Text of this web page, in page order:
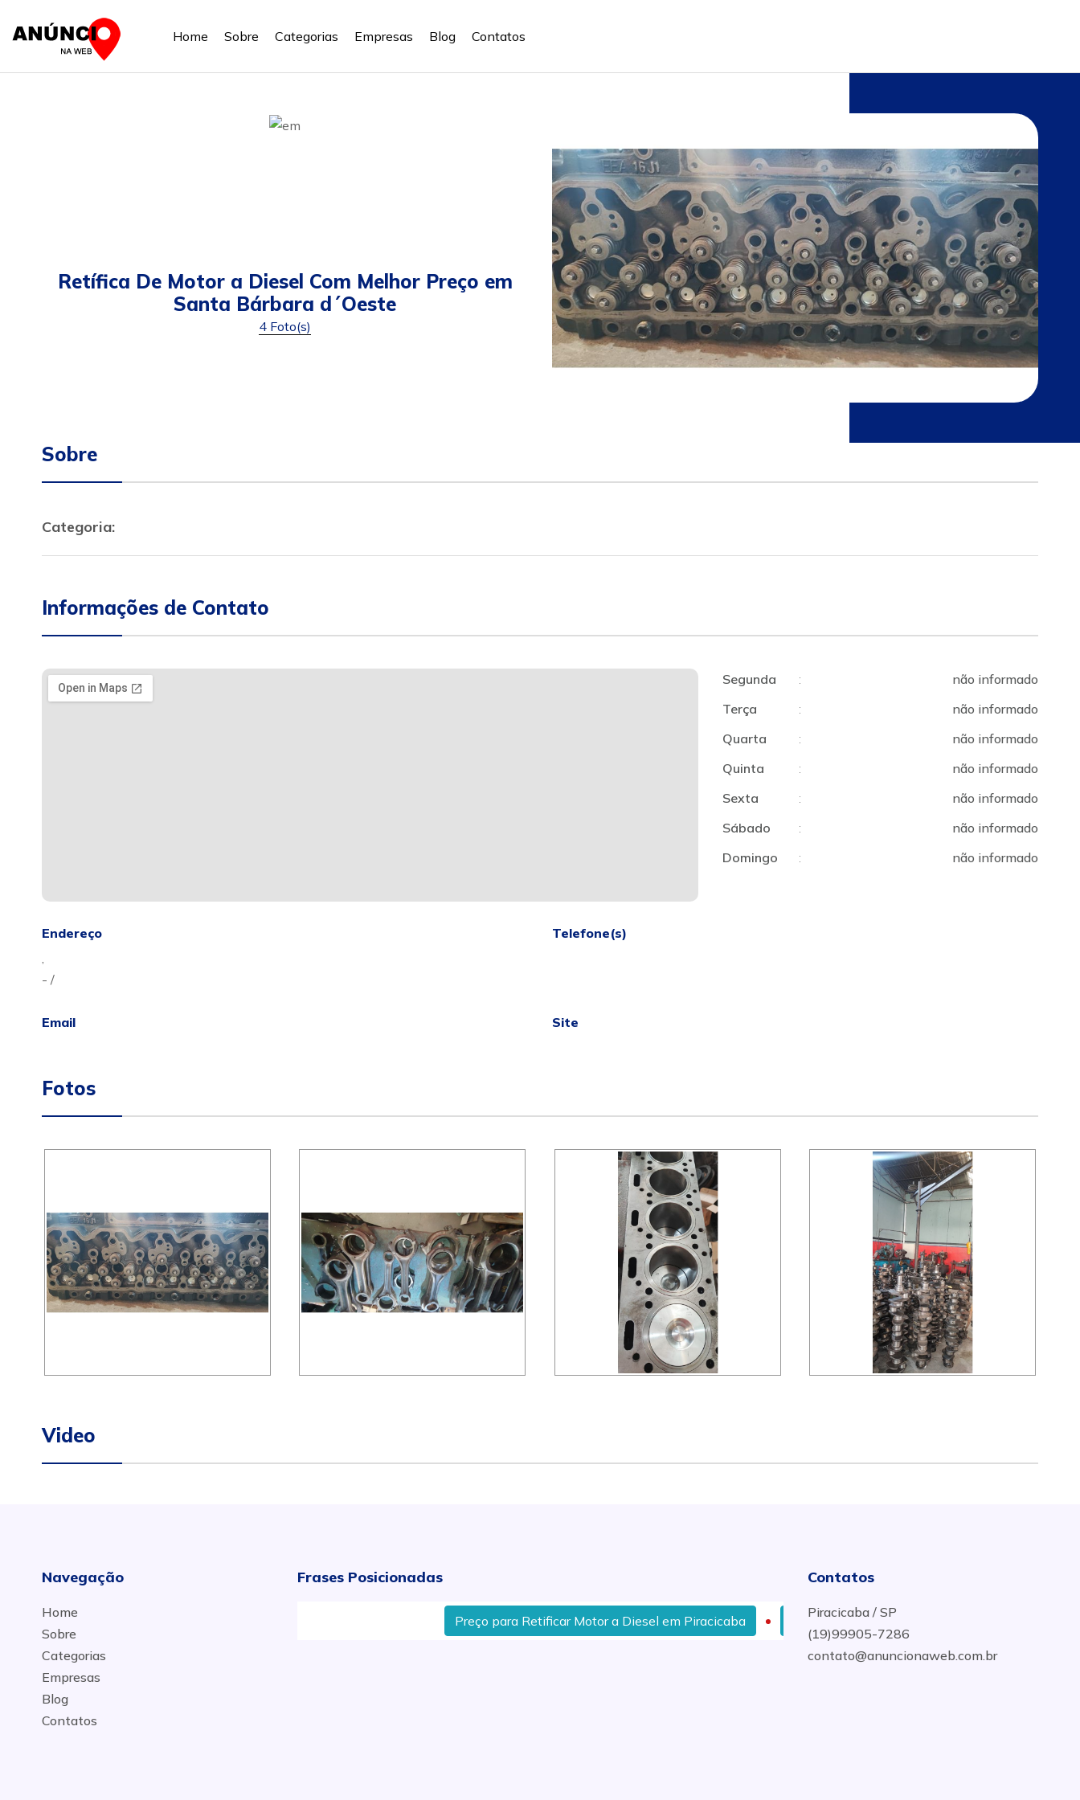
Home Sobre Categorias Empresas Blog Contatos
Retífica De Motor a Diesel Com Melhor Preço em
Santa Bárbara d´Oeste
4 Foto(s)
Sobre
Categoria:
Informações de Contato
Segunda :
não informado
Terça
:
não informado
Quarta
:
não informado
Quinta
:
não informado
Sexta
:
não informado
Sábado
:
não informado
Domingo
: não informado
Endereço
,
- /
Telefone(s)
Email Site
Fotos
Video
Navegação
Home
Sobre
Categorias
Empresas
Blog
Contatos
Frases Posicionadas
Preço para Retificar Motor a Diesel em Piracicaba Retífica De Motor a Diesel Com Melhor Preço em
Contatos
Piracicaba / SP
(19)99905-7286
contato@anuncionaweb.com.br